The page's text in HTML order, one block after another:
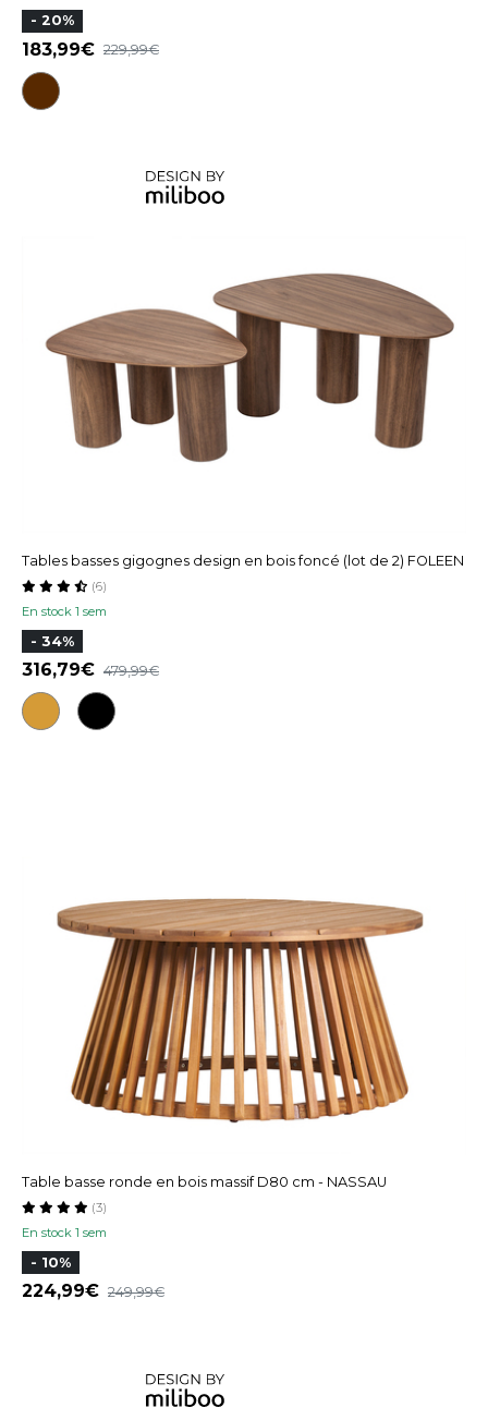
- 20%
183,99 229,99
Tables basses gigognes design en bois foncé (lot de 2) FOLEEN
En stock 1 sem
(6)
- 34%
316,79 479,99
Table basse ronde en bois massif D80 cm - NASSAU
En stock 1 sem
(3)
- 10%
224,99 249,99